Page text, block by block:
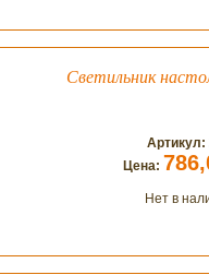
Светильник
Артикул:
Цена:
Нет в